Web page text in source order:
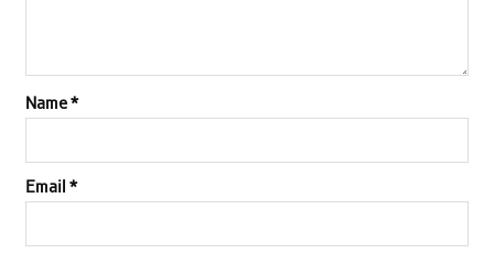
Name*
Email *